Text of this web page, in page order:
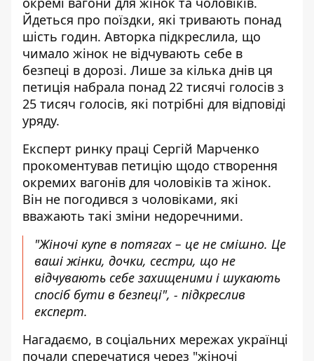
Йдеться про поїздки, які тривають понад
шість годин. Авторка підкреслила, що
чимало жінок не відчувають себе в
безпеці в дорозі. Лише за кілька днів ця
петиція набрала понад 22 тисячі голосів з
25 тисяч голосів, які потрібні для відповіді
уряду.
Експерт ринку праці Сергій Марченко
прокоментував петицію щодо створення
окремих вагонів для чоловіків та жінок.
Він не погодився з чоловіками, які
вважають такі зміни недоречними.
"Жіночі купе в потягах – це не смішно. Це
ваші жінки, дочки, сестри, що не
відчувають себе захищеними і шукають
спосіб бути в безпеці", - підкреслив
експерт.
Нагадаємо, в соціальних мережах українці
почали сперечатися через "жіночі